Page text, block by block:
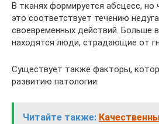
В тканях формируется абсцесс, но
это соответствует течению
своевременных действий. Больше
находятся люди, страдающие от
Существует также факторы,
развитию патологии:
Читайте также: